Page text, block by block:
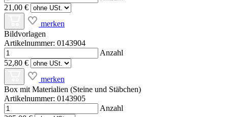
21,00 €
merken
Bildvorlagen
Artikelnummer: 0143904
Anzahl
52,80 €
merken
Box mit Materialien (Steine und Stäbchen)
Artikelnummer: 0143905
Anzahl